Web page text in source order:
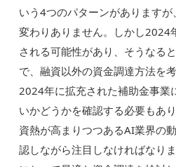
いう4つのパターンがあります
変わりありません。しかし2024
される可能性があり、そうなる
で、融資以外の資金調達方法を
2024年に拡充された補助金事業
いかどうかを確認する必要もあ
資熱が高まりつつあるAI業界の
認しながら注目しなければなり